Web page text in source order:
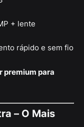
+ lente
rápido e sem fio
premium para
– O Mais